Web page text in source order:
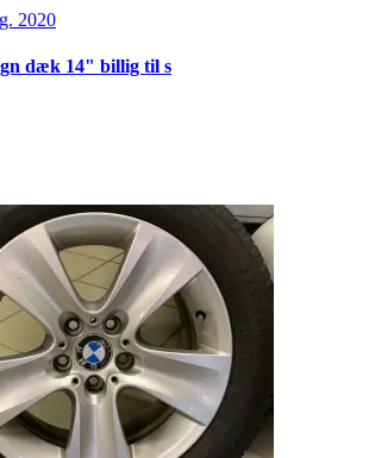
2020
dæk 14" billig til s